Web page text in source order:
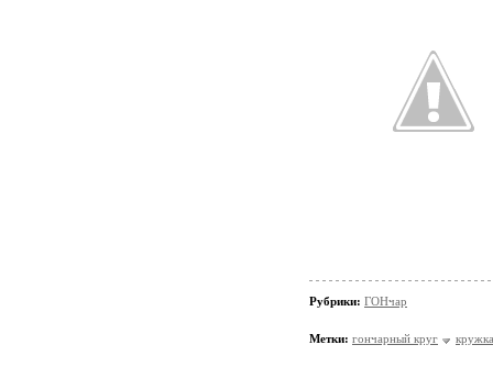
Рубрики: ГОНчар
Метки: гончарный круг кружка